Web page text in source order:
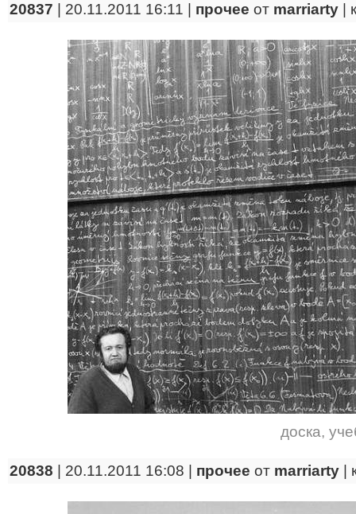
20837 | 20.11.2011 16:11 | прочее от marriarty
доска,
20838 | 20.11.2011 16:08 | прочее от marriarty